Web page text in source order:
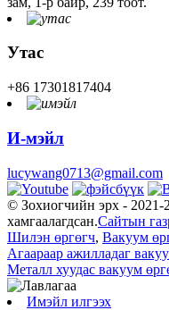
Утас
+86 17301817404
И-мэйл
lucywang0713@gmail.com
© Зохиогчийн эрх - 2021-
хамгаалагдсан.Сайтын
Шилэн өргөгч, Вакуум
Агаараар ажилладаг
Металл хуудас вакуум
Имэйл илгээх